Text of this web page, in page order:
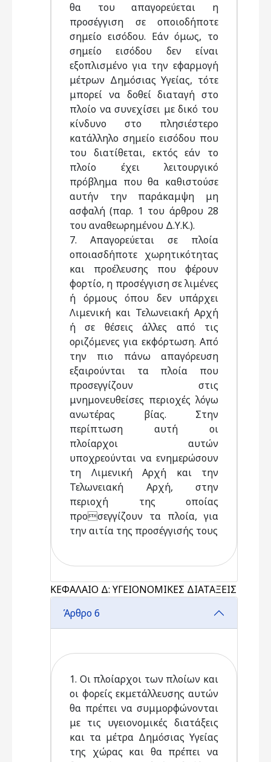
θα του απαγορεύεται η
προσέγγιση σε οποιοδήποτε
σημείο εισόδου. Εάν όμως, το
σημείο εισόδου δεν είναι
εξοπλισμένο για την εφαρμογή
μέτρων Δημόσιας Υγείας, τότε
μπορεί να δοθεί διαταγή στο
πλοίο να συνεχίσει με δικό του
κίνδυνο στο πλησιέστερο
κατάλληλο σημείο εισόδου που
του διατίθεται, εκτός εάν το
πλοίο έχει λειτουργικό
πρόβλημα που θα καθιστούσε
αυτήν την παράκαμψη μη
ασφαλή (παρ. 1 του άρθρου 28
του αναθεωρημένου Δ.Υ.Κ.).
7. Απαγορεύεται σε πλοία
οποιασδήποτε χωρητικότητας
και προέλευσης που φέρουν
φορτίο, η προσέγγιση σε λιμένες
ή όρμους όπου δεν υπάρχει
Λιμενική και Τελωνειακή Αρχή
ή σε θέσεις άλλες από τις
οριζόμενες για εκφόρτωση. Από
την πιο πάνω απαγόρευση
εξαιρούνται τα πλοία που
προσεγγίζουν στις
μνημονευθείσες περιοχές λόγω
ανωτέρας βίας. Στην
περίπτωση αυτή οι
πλοίαρχοι αυτών
υποχρεούνται να ενημερώσουν
τη Λιμενική Αρχή και την
Τελωνειακή Αρχή, στην
περιοχή της οποίας
προσεγγίζουν τα πλοία, για
την αιτία της προσέγγισής τους
ΚΕΦΑΛΑΙΟ Δ: ΥΓΕΙΟΝΟΜΙΚΕΣ ΔΙΑΤΑΞΕΙΣ
Άρθρο 6
1. Οι πλοίαρχοι των πλοίων και
οι φορείς εκμετάλλευσης αυτών
θα πρέπει να συμμορφώνονται
με τις υγειονομικές διατάξεις
και τα μέτρα Δημόσιας Υγείας
της χώρας και θα πρέπει να